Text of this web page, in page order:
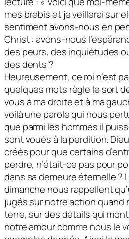
mes brebis et je veillerai sur
sentiment avons-nous en
Christ : avons-nous
des peurs, des inquiétudes
des dents ?
Heureusement, ce roi n’est
quelques mots règle le sort
vous à ma droite et à ma
voilà une parole qui nous
que parmi les hommes il
sont voués à la perdition.
créés pour que certains
perdre, n’était-ce pas pour
dans sa demeure éternelle ?
dimanche nous rappellent
jugés sur notre action
terre, sur des détails qui
notre amour comme nous le